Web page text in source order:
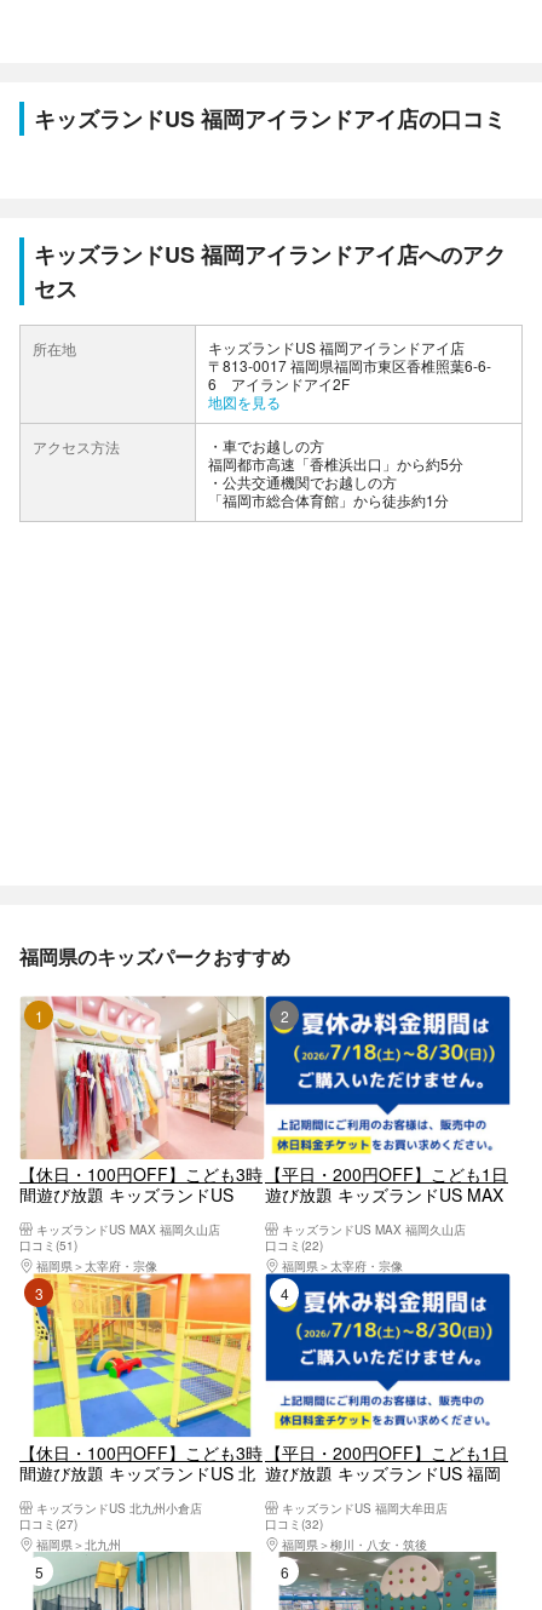
キッズランドUS 福岡アイランドアイ店の口コミ
キッズランドUS 福岡アイランドアイ店へのアク
セス
所在地
キッズランドUS 福岡アイランドアイ店
〒813-0017 福岡県福岡市東区香椎照葉6-6-
6 アイランドアイ2F
地図を見る
アクセス方法
車でお越しの方
福岡都市高速「香椎浜出口」から約5分
公共交通機関でお越しの方
「福岡市総合体育館」から徒歩約1分
福岡県のキッズパークおすすめ
1位
【休日・100円OFF】こども3時
間遊び放題 キッズランドUS
キッズランドUS MAX 福岡久山店
口コミ(51)
福岡県
太宰府・宗像
2位
【平日・200円OFF】こども1日
遊び放題 キッズランドUS MAX
キッズランドUS MAX 福岡久山店
口コミ(22)
福岡県
太宰府・宗像
3位
【休日・100円OFF】こども3時
間遊び放題 キッズランドUS 北
キッズランドUS 北九州小倉店
口コミ(27)
福岡県
北九州
4位
【平日・200円OFF】こども1日
遊び放題 キッズランドUS 福岡
キッズランドUS 福岡大牟田店
口コミ(32)
福岡県
柳川・八女・筑後
5位 6位